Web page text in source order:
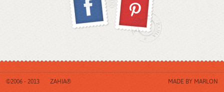
©2006 - 2013 ZAHIA® MADE BY MARLON